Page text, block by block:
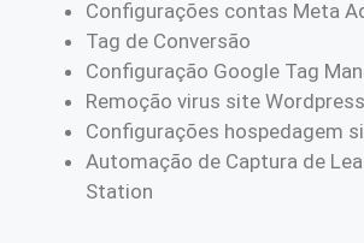
Configurações contas Meta
Tag de Conversão
Configuração Google Tag
Remoção virus site Wordpress
Configurações hospedagem
Automação de Captura de
Station